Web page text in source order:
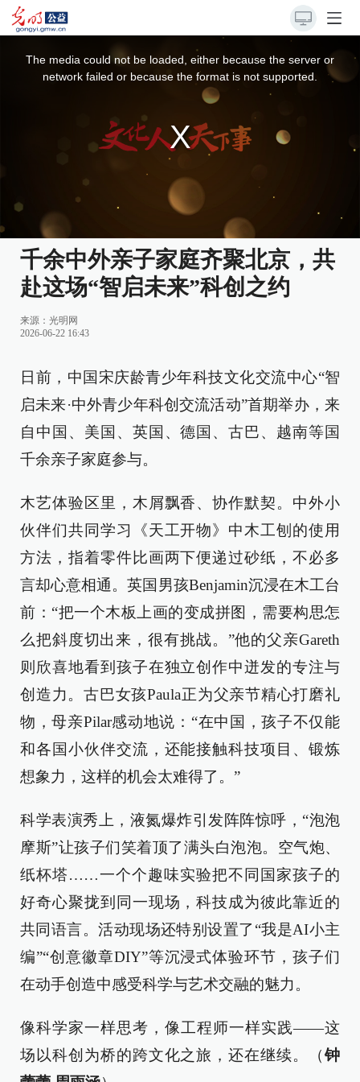
The media could not be loaded, either because the server or
network failed or because the format is not supported.
千余中外亲子家庭齐聚北京，共
赴这场“智启未来”科创之约
来源： 光明网
2026-06-22 16:43
日前，中国宋庆龄青少年科技文化交流中心“智
启未来·中外青少年科创交流活动”首期举办，来
自中国、美国、英国、德国、古巴、越南等国
千余亲子家庭参与。
木艺体验区里，木屑飘香、协作默契。中外小
伙伴们共同学习《天工开物》中木工刨的使用
方法，指着零件比画两下便递过砂纸，不必多
言却心意相通。英国男孩Benjamin沉浸在木工台
前：“把一个木板上画的变成拼图，需要构思怎
么把斜度切出来，很有挑战。”他的父亲Gareth
则欣喜地看到孩子在独立创作中迸发的专注与
创造力。古巴女孩Paula正为父亲节精心打磨礼
物，母亲Pilar感动地说：“在中国，孩子不仅能
和各国小伙伴交流，还能接触科技项目、锻炼
想象力，这样的机会太难得了。”
科学表演秀上，液氮爆炸引发阵阵惊呼，“泡泡
摩斯”让孩子们笑着顶了满头白泡泡。空气炮、
纸杯塔……一个个趣味实验把不同国家孩子的
好奇心聚拢到同一现场，科技成为彼此靠近的
共同语言。活动现场还特别设置了“我是AI小主
编”“创意徽章DIY”等沉浸式体验环节，孩子们
在动手创造中感受科学与艺术交融的魅力。
像科学家一样思考，像工程师一样实践——这
场以科创为桥的跨文化之旅，还在继续。（钟